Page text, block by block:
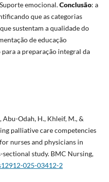
emocional.Conclusão: a
que as categorias
sustentam a qualidade do
de educação
a preparação integral da
Abu-Odah, H., Khleif, M., &
palliative care competencies
nurses and physicians in
study. BMC Nursing,
025-03412-2